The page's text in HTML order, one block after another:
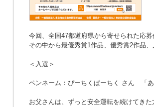
今回、全国47都道府県から寄せられた応募
その中から最優秀賞1作品、優秀賞2作品
＜入選＞
ペンネーム：ぴーちくぱーちく さん 「
お父さんは、ずっと安全運転を続けてきた